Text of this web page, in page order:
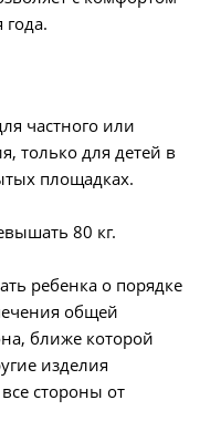
года.
частного или
только для детей в
площадках.
80 кг.
ребенка о порядке
общей
ближе которой
изделия
стороны от